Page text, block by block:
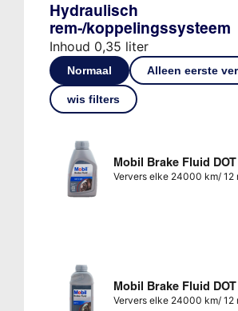
Hydraulisch
rem-/koppelingssysteem
Inhoud 0,35 liter
Normaal Alleen eerste
wis filters
Mobil Brake Fluid
Ververs elke 24000 km/ 12
Mobil Brake Fluid
Ververs elke 24000 km/ 12